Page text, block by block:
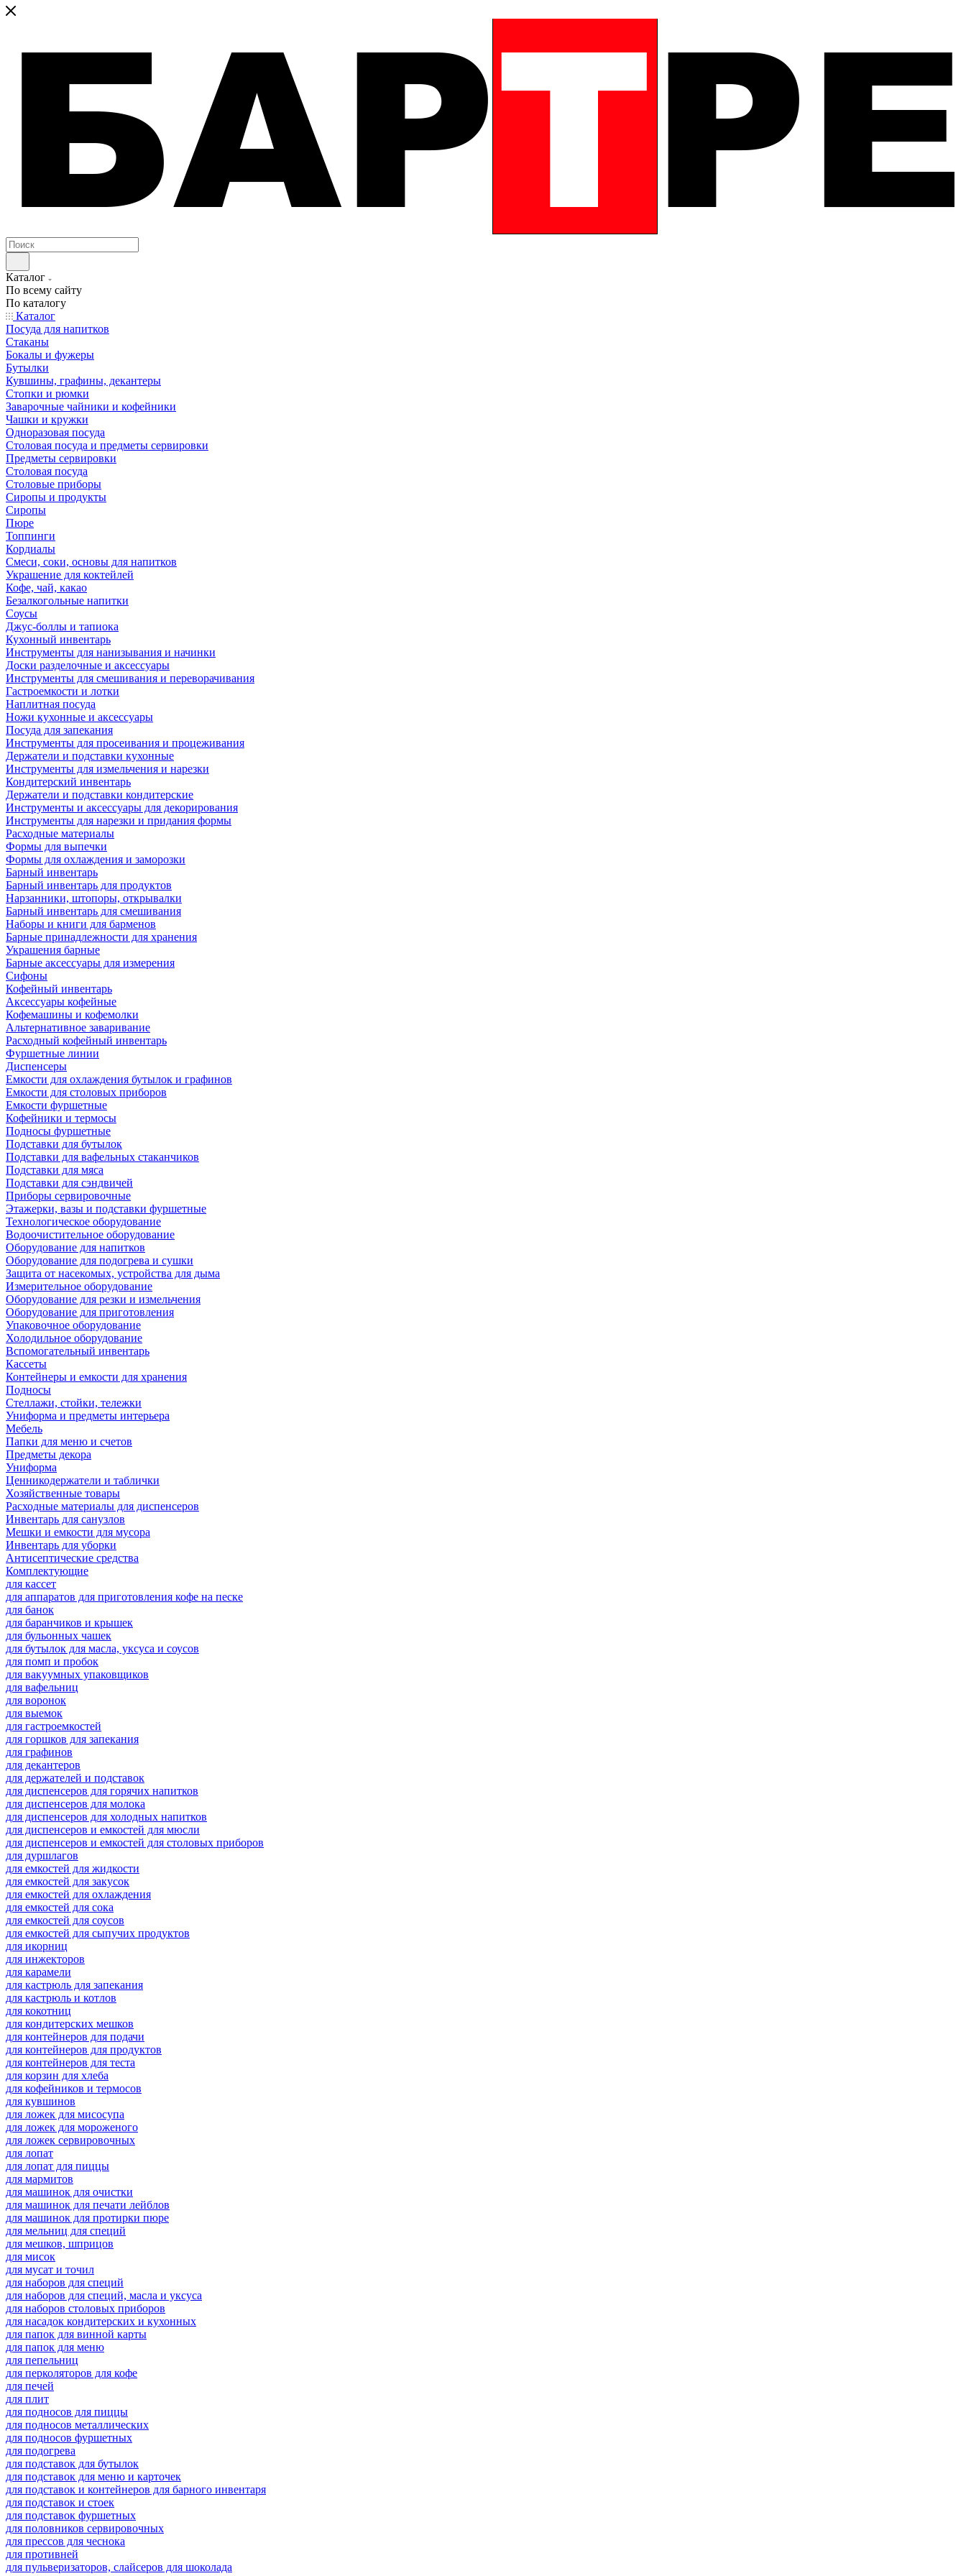
Каталог
По всему сайту
По каталогу
Каталог
Посуда для напитков
Стаканы
Бокалы и фужеры
Бутылки
Кувшины, графины, декантеры
Стопки и рюмки
Заварочные чайники и кофейники
Чашки и кружки
Одноразовая посуда
Столовая посуда и предметы сервировки
Предметы сервировки
Столовая посуда
Столовые приборы
Сиропы и продукты
Сиропы
Пюре
Топпинги
Кордиалы
Смеси, соки, основы для напитков
Украшение для коктейлей
Кофе, чай, какао
Безалкогольные напитки
Соусы
Джус-боллы и тапиока
Кухонный инвентарь
Инструменты для нанизывания и начинки
Доски разделочные и аксессуары
Инструменты для смешивания и переворачивания
Гастроемкости и лотки
Наплитная посуда
Ножи кухонные и аксессуары
Посуда для запекания
Инструменты для просеивания и процеживания
Держатели и подставки кухонные
Инструменты для измельчения и нарезки
Кондитерский инвентарь
Держатели и подставки кондитерские
Инструменты и аксессуары для декорирования
Инструменты для нарезки и придания формы
Расходные материалы
Формы для выпечки
Формы для охлаждения и заморозки
Барный инвентарь
Барный инвентарь для продуктов
Нарзанники, штопоры, открывалки
Барный инвентарь для смешивания
Наборы и книги для барменов
Барные принадлежности для хранения
Украшения барные
Барные аксессуары для измерения
Сифоны
Кофейный инвентарь
Аксессуары кофейные
Кофемашины и кофемолки
Альтернативное заваривание
Расходный кофейный инвентарь
Фуршетные линии
Диспенсеры
Емкости для охлаждения бутылок и графинов
Емкости для столовых приборов
Емкости фуршетные
Кофейники и термосы
Подносы фуршетные
Подставки для бутылок
Подставки для вафельных стаканчиков
Подставки для мяса
Подставки для сэндвичей
Приборы сервировочные
Этажерки, вазы и подставки фуршетные
Технологическое оборудование
Водоочистительное оборудование
Оборудование для напитков
Оборудование для подогрева и сушки
Защита от насекомых, устройства для дыма
Измерительное оборудование
Оборудование для резки и измельчения
Оборудование для приготовления
Упаковочное оборудование
Холодильное оборудование
Вспомогательный инвентарь
Кассеты
Контейнеры и емкости для хранения
Подносы
Стеллажи, стойки, тележки
Униформа и предметы интерьера
Мебель
Папки для меню и счетов
Предметы декора
Униформа
Ценникодержатели и таблички
Хозяйственные товары
Расходные материалы для диспенсеров
Инвентарь для санузлов
Мешки и емкости для мусора
Инвентарь для уборки
Антисептические средства
Комплектующие
для кассет
для аппаратов для приготовления кофе на песке
для банок
для баранчиков и крышек
для бульонных чашек
для бутылок для масла, уксуса и соусов
для помп и пробок
для вакуумных упаковщиков
для вафельниц
для воронок
для выемок
для гастроемкостей
для горшков для запекания
для графинов
для декантеров
для держателей и подставок
для диспенсеров для горячих напитков
для диспенсеров для молока
для диспенсеров для холодных напитков
для диспенсеров и емкостей для мюсли
для диспенсеров и емкостей для столовых приборов
для дуршлагов
для емкостей для жидкости
для емкостей для закусок
для емкостей для охлаждения
для емкостей для сока
для емкостей для соусов
для емкостей для сыпучих продуктов
для икорниц
для инжекторов
для карамели
для кастрюль для запекания
для кастрюль и котлов
для кокотниц
для кондитерских мешков
для контейнеров для подачи
для контейнеров для продуктов
для контейнеров для теста
для корзин для хлеба
для кофейников и термосов
для кувшинов
для ложек для мисосупа
для ложек для мороженого
для ложек сервировочных
для лопат
для лопат для пиццы
для мармитов
для машинок для очистки
для машинок для печати лейблов
для машинок для протирки пюре
для мельниц для специй
для мешков, шприцов
для мисок
для мусат и точил
для наборов для специй
для наборов для специй, масла и уксуса
для наборов столовых приборов
для насадок кондитерских и кухонных
для папок для винной карты
для папок для меню
для пепельниц
для перколяторов для кофе
для печей
для плит
для подносов для пиццы
для подносов металлических
для подносов фуршетных
для подогрева
для подставок для бутылок
для подставок для меню и карточек
для подставок и контейнеров для барного инвентаря
для подставок и стоек
для подставок фуршетных
для половников сервировочных
для прессов для чеснока
для противней
для пульверизаторов, слайсеров для шоколада